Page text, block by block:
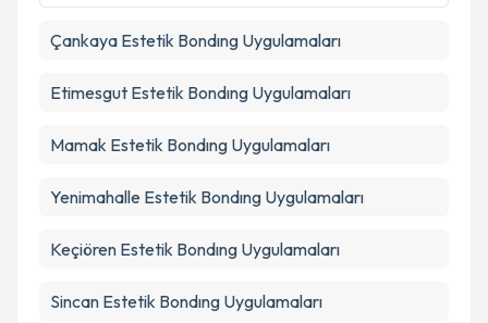
Çankaya Estetik Bondıng Uygulamaları
Etimesgut Estetik Bondıng Uygulamaları
Mamak Estetik Bondıng Uygulamaları
Yenimahalle Estetik Bondıng Uygulamaları
Keçiören Estetik Bondıng Uygulamaları
Sincan Estetik Bondıng Uygulamaları